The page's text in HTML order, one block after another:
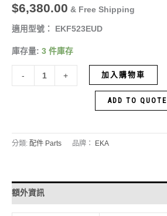
$6,380.00 & Free Shipping
適用型號： EKF523EUD
庫存量: 3 件庫存
- + 加入購物車
ADD TO QUOTE
分類: 配件 Parts 品牌： EKA
額外資訊